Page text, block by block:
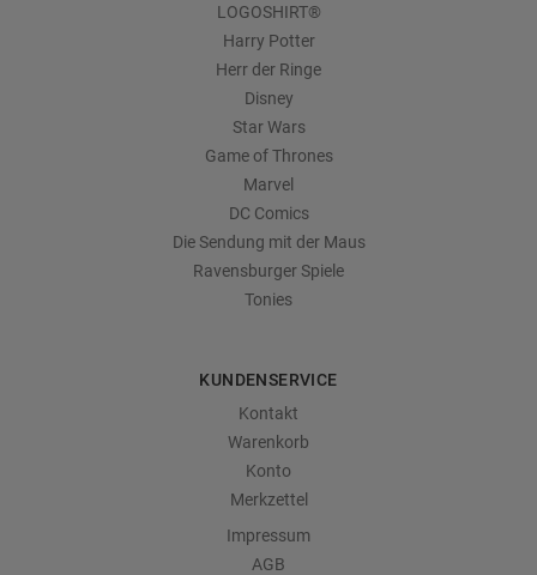
LOGOSHIRT®
Harry Potter
Herr der Ringe
Disney
Star Wars
Game of Thrones
Marvel
DC Comics
Die Sendung mit der Maus
Ravensburger Spiele
Tonies
KUNDENSERVICE
Kontakt
Warenkorb
Konto
Merkzettel
Impressum
AGB